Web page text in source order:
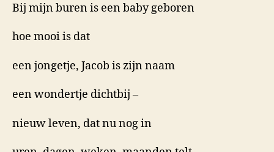
Bij mijn buren is een baby geboren
hoe mooi is dat
een jongetje, Jacob is zijn naam
een wondertje dichtbij –
nieuw leven, dat nu nog in